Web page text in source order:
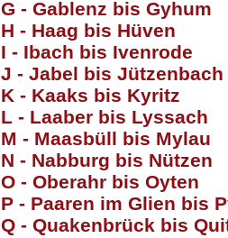
G - Gablenz bis Gyhum
H - Haag bis Hüven
I - Ibach bis Ivenrode
J - Jabel bis Jützenbach
K - Kaaks bis Kyritz
L - Laaber bis Lyssach
M - Maasbüll bis Mylau
N - Nabburg bis Nützen
O - Oberahr bis Oyten
P - Paaren im Glien bis
Q - Quakenbrück bis